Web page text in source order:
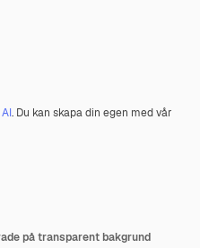
AI. Du kan skapa din egen med vår
på transparent bakgrund